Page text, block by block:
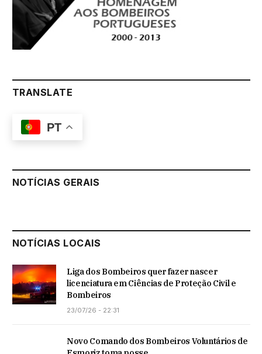
TRANSLATE
PT
NOTÍCIAS GERAIS
NOTÍCIAS LOCAIS
Liga dos Bombeiros quer fazer nascer
licenciatura em Ciências de Proteção Civil e
Bombeiros
23/07/26 - 22:31
Novo Comando dos Bombeiros Voluntários de